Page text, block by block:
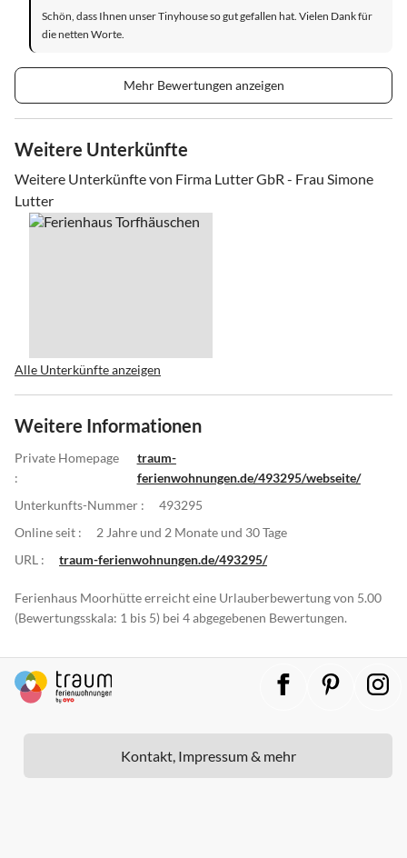
Schön, dass Ihnen unser Tinyhouse so gut gefallen hat. Vielen Dank für
die netten Worte.
Mehr Bewertungen anzeigen
Weitere Unterkünfte
Weitere Unterkünfte von Firma Lutter GbR - Frau Simone
Lutter
Alle Unterkünfte anzeigen
Weitere Informationen
Private Homepage
:
traum-
ferienwohnungen.de/493295/webseite/
Unterkunfts-Nummer :
493295
Online seit :
2 Jahre und 2 Monate und 30 Tage
URL :
traum-ferienwohnungen.de/493295/
Ferienhaus Moorhütte erreicht eine Urlauberbewertung von 5.00
(Bewertungsskala: 1 bis 5) bei 4 abgegebenen Bewertungen.
Kontakt, Impressum & mehr